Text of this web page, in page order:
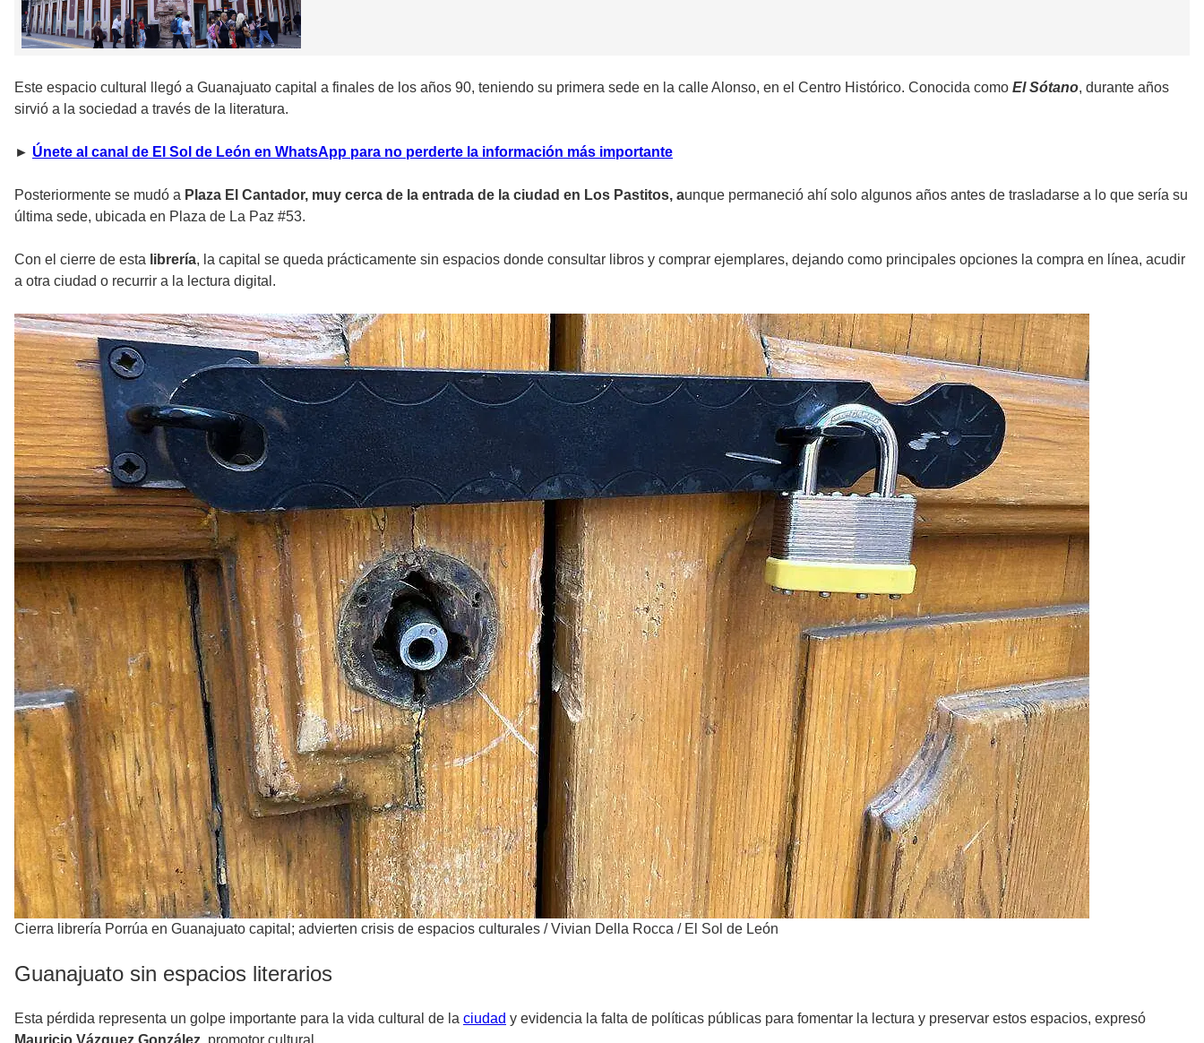
Este espacio cultural llegó a Guanajuato capital a finales de los años 90, teniendo su primera sede en la calle Alonso, en el Centro Histórico. Conocida como El Sótano, durante años
sirvió a la sociedad a través de la literatura.
► Únete al canal de El Sol de León en WhatsApp para no perderte la información más importante
Posteriormente se mudó a Plaza El Cantador, muy cerca de la entrada de la ciudad en Los Pastitos, aunque permaneció ahí solo algunos años antes de trasladarse a lo que sería su
última sede, ubicada en Plaza de La Paz #53.
Con el cierre de esta librería, la capital se queda prácticamente sin espacios donde consultar libros y comprar ejemplares, dejando como principales opciones la compra en línea, acudir
a otra ciudad o recurrir a la lectura digital.
Cierra librería Porrúa en Guanajuato capital; advierten crisis de espacios culturales /Vivian Della Rocca / El Sol de León
Guanajuato sin espacios literarios
Esta pérdida representa un golpe importante para la vida cultural de la ciudad y evidencia la falta de políticas públicas para fomentar la lectura y preservar estos espacios, expresó
Mauricio Vázquez González , promotor cultural.